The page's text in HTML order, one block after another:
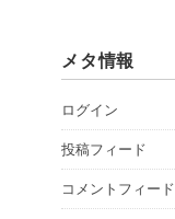
メタ情報
ログイン
投稿フィード
コメントフィード